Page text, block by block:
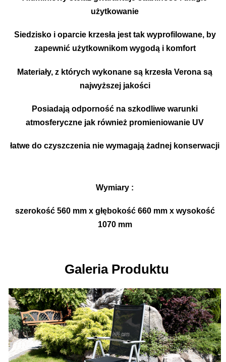
użytkowanie
Siedzisko i oparcie krzesła jest tak wyprofilowane, by
zapewnić użytkownikom wygodą i komfort
Materiały, z których wykonane są krzesła Verona są
najwyższej jakości
Posiadają odporność na szkodliwe warunki
atmosferyczne jak również promieniowanie UV
łatwe do czyszczenia nie wymagają żadnej konserwacji
Wymiary :
szerokość 560 mm x głębokość 660 mm x wysokość
1070 mm
Galeria Produktu